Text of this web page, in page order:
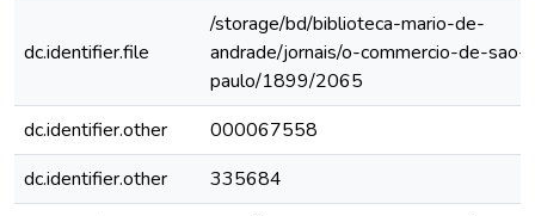
dc.identifier.file
/storage/bd/biblioteca-mario-de-
andrade/jornais/o-commercio-de-sao-
paulo/1899/2065
dc.identifier.other
000067558
dc.identifier.other
335684